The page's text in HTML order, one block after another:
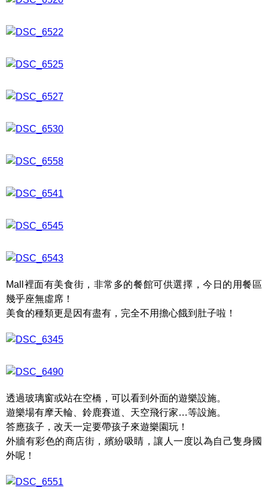
Mall裡面有美食街，非常多的餐館可供選擇，今日的用餐區
幾乎座無虛席！
美食的種類更是因有盡有，完全不用擔心餓到肚子啦！
透過玻璃窗或站在空橋，可以看到外面的遊樂設施。
遊樂場有摩天輪、鈴鹿賽道、天空飛行家…等設施。
答應孩子，改天一定要帶孩子來遊樂園玩！
外牆有彩色的商店街，繽紛吸睛，讓人一度以為自己隻身國
外呢！